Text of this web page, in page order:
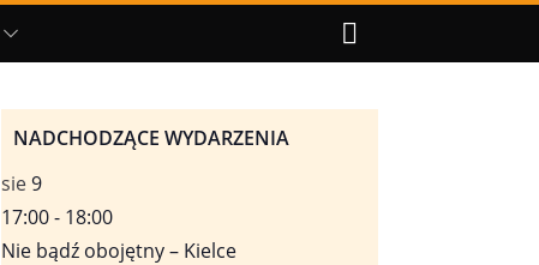
NADCHODZĄCE WYDARZENIA
sie9
17:00- 18:00
Nie bądź obojętny – Kielce